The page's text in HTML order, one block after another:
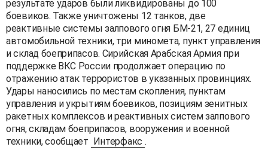
результате ударов были ликвидированы до 100
боевиков. Также уничтожены 12 танков, две
реактивные системы залпового огня БМ-21, 27 единиц
автомобильной техники, три миномета, пункт управления
и склад боеприпасов. Сирийская Арабская Армия при
поддержке ВКС России продолжает операцию по
отражению атак террористов в указанных провинциях.
Удары наносились по местам скопления, пунктам
управления и укрытиям боевиков, позициям зенитных
ракетных комплексов и реактивных систем залпового
огня, складам боеприпасов, вооружения и военной
техники, сообщает Интерфакс .